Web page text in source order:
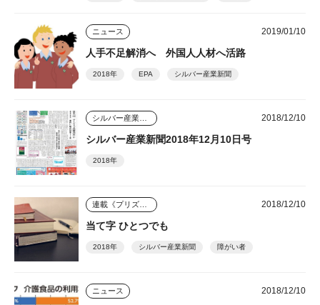
ニュース 2019/01/10
人手不足解消へ 外国人人材へ活路
2018年 EPA シルバー産業新聞
2018/12/10
シルバー産業新聞2018年12月10日号
2018年
2018/12/10
当て字 ひとつでも
2018年 シルバー産業新聞 障がい者
ニュース 2018/12/10